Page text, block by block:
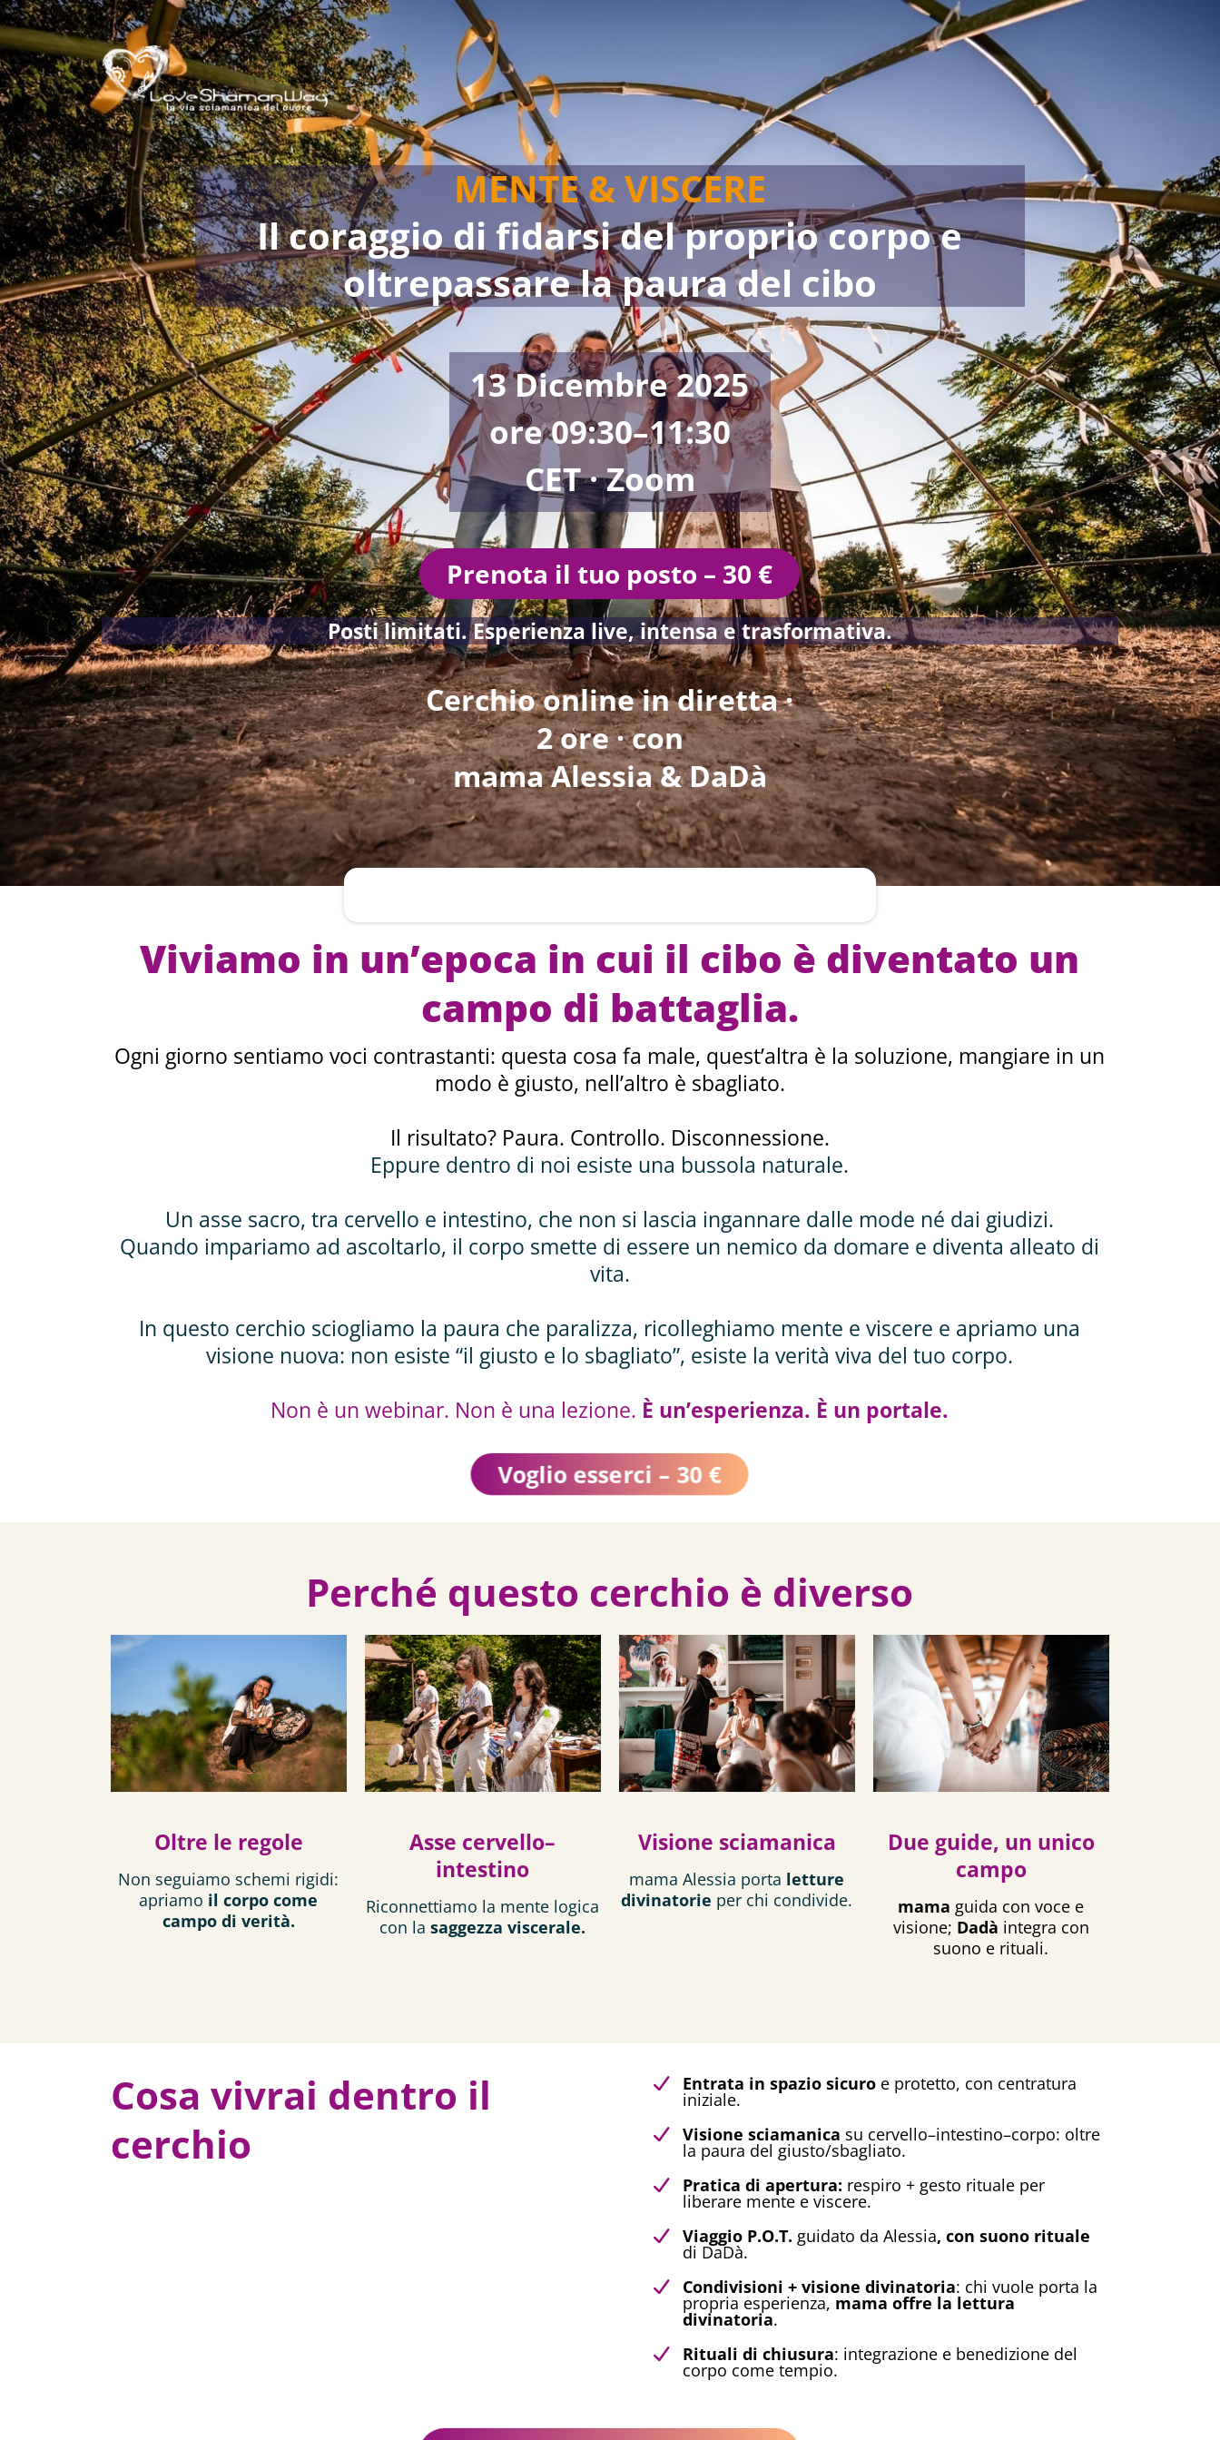
MENTE & VISCERE
Il coraggio di fidarsi del proprio corpo e
oltrepassare la paura del cibo
13 Dicembre 2025
ore 09:30–11:30
CET · Zoom
Prenota il tuo posto – 30 €
Posti limitati. Esperienza live, intensa e trasformativa.
Cerchio online in diretta ·
2 ore · con
mama Alessia & DaDà
Viviamo in un’epoca in cui il cibo è diventato un
campo di battaglia.
Ogni giorno sentiamo voci contrastanti: questa cosa fa male, quest’altra è la soluzione, mangiare in un
modo è giusto, nell’altro è sbagliato.
Il risultato? Paura. Controllo. Disconnessione.
Eppure dentro di noi esiste una bussola naturale.
Un asse sacro, tra cervello e intestino, che non si lascia ingannare dalle mode né dai giudizi.
Quando impariamo ad ascoltarlo, il corpo smette di essere un nemico da domare e diventa alleato di
vita.
In questo cerchio sciogliamo la paura che paralizza, ricolleghiamo mente e viscere e apriamo una
visione nuova: non esiste “il giusto e lo sbagliato”, esiste la verità viva del tuo corpo.
Non è un webinar. Non è una lezione. È un’esperienza. È un portale.
Voglio esserci – 30 €
Perché questo cerchio è diverso
Oltre le regole
Non seguiamo schemi rigidi:
apriamo il corpo come
campo di verità.
Asse cervello–
intestino
Riconnettiamo la mente logica
con lasaggezza viscerale.
Visione sciamanica
mama Alessia porta letture
divinatorie per chi condivide.
Due guide, un unico
campo
mama guida con voce e
visione; Dadà integra con
suono e rituali.
Cosa vivrai dentro il
cerchio
Entrata in spazio sicuroe protetto, con centratura
iniziale.
Visione sciamanica su cervello–intestino–corpo: oltre
la paura del giusto/sbagliato.
Pratica di apertura: respiro + gesto rituale per
liberare mente e viscere.
Viaggio P.O.T. guidato da Alessia, con suono rituale
di DaDà.
Condivisioni + visione divinatoria: chi vuole porta la
propria esperienza, mama offre la lettura
divinatoria.
Rituali di chiusura: integrazione e benedizione del
corpo come tempio.